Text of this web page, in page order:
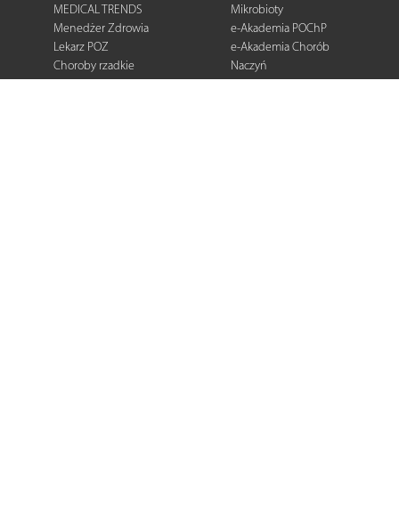
MEDICAL TRENDS
Menedżer Zdrowia
Lekarz POZ
Choroby rzadkie
Dermatologia
Mikrobioty
e-Akademia POChP
e-Akademia Chorób
Naczyń